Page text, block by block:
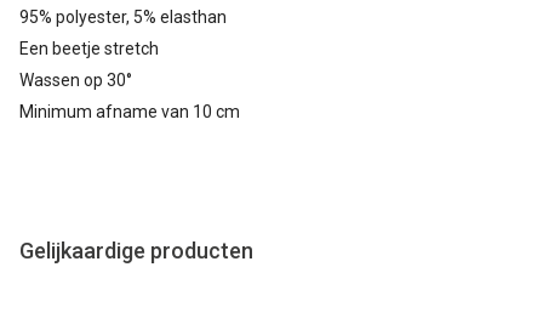
95% polyester, 5% elasthan
Een beetje stretch
Wassen op 30°
Minimum afname van 10 cm
Gelijkaardige producten